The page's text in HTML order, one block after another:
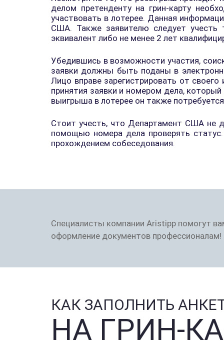
делом претенденту на грин-карту
участвовать в лотерее. Данная
США. Также заявителю следует учесть
эквивалент либо не менее 2 лет
Убедившись в возможности участия,
заявки должны быть поданы в
Лицо вправе зарегистрировать от
принятия заявки и номером дела,
выигрыша в лотерее он также
Стоит учесть, что Департамент США не
помощью номера дела проверять
прохождением собеседования.
Специалисты компании Aristipp помогут
оформление документов профессионалам!
КАК ЗАПОЛНИТЬ
НА ГРИН-